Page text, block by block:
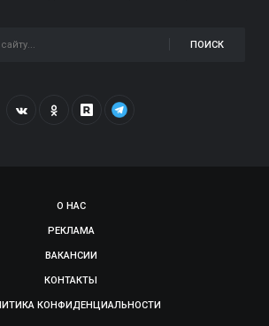
ПОИСК
О НАС
РЕКЛАМА
ВАКАНСИИ
КОНТАКТЫ
КОНФИДЕНЦИАЛЬНОСТИ